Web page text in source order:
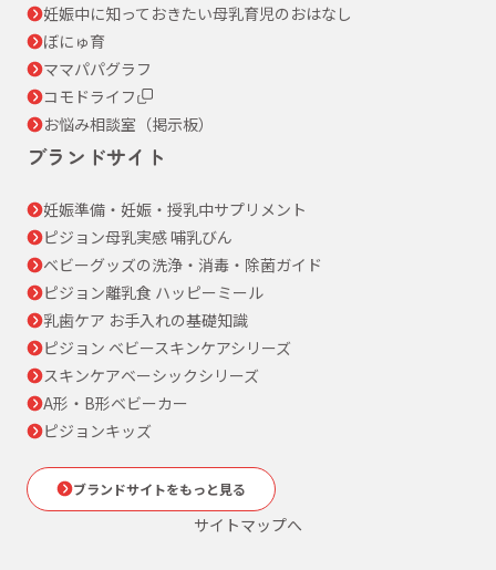
妊娠中に知っておきたい母乳育児のおはなし
ぼにゅ育
ママパパグラフ
コモドライフ
お悩み相談室（掲示板）
ブランドサイト
妊娠準備・妊娠・授乳中サプリメント
ピジョン母乳実感 哺乳びん
ベビーグッズの洗浄・消毒・除菌ガイド
ピジョン離乳食 ハッピーミール
乳歯ケア お手入れの基礎知識
ピジョン ベビースキンケアシリーズ
スキンケアベーシックシリーズ
A形・B形ベビーカー
ピジョンキッズ
ブランドサイトをもっと見る
サイトマップへ